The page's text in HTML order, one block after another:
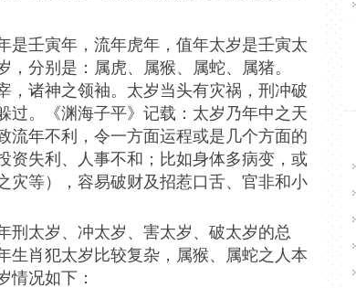
是壬寅年，流年虎年，值年太岁是壬寅太
分别是：属虎、属猴、属蛇、属猪。
，诸神之领袖。太岁当头有灾祸，刑冲破
过。《渊海子平》记载：太岁乃年中之天
流年不利，令一方面运程或是几个方面的
资失利、人事不和；比如身体多病变，或
灾等），容易破财及招惹口舌、官非和小
刑太岁、冲太岁、害太岁、破太岁的总
生肖犯太岁比较复杂，属猴、属蛇之人本
情况如下：